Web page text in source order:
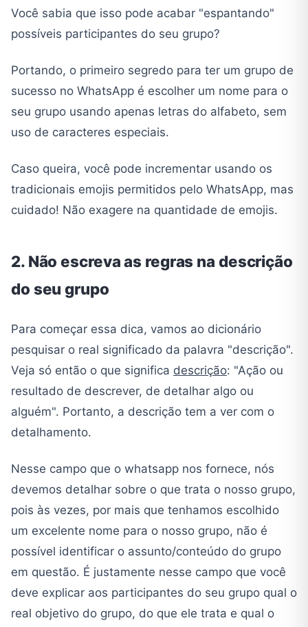
Você sabia que isso pode acabar "espantando"
possíveis participantes do seu grupo?
Portando, o primeiro segredo para ter um grupo de
sucesso no WhatsApp é escolher um nome para o
seu grupo usando apenas letras do alfabeto, sem
uso de caracteres especiais.
Caso queira, você pode incrementar usando os
tradicionais emojis permitidos pelo WhatsApp, mas
cuidado! Não exagere na quantidade de emojis.
2. Não escreva as regras na descrição
do seu grupo
Para começar essa dica, vamos ao dicionário
pesquisar o real significado da palavra "descrição".
Veja só então o que significa descrição: "Ação ou
resultado de descrever, de detalhar algo ou
alguém". Portanto, a descrição tem a ver com o
detalhamento.
Nesse campo que o whatsapp nos fornece, nós
devemos detalhar sobre o que trata o nosso grupo,
pois às vezes, por mais que tenhamos escolhido
um excelente nome para o nosso grupo, não é
possível identificar o assunto/conteúdo do grupo
em questão. É justamente nesse campo que você
deve explicar aos participantes do seu grupo qual o
real objetivo do grupo, do que ele trata e qual o